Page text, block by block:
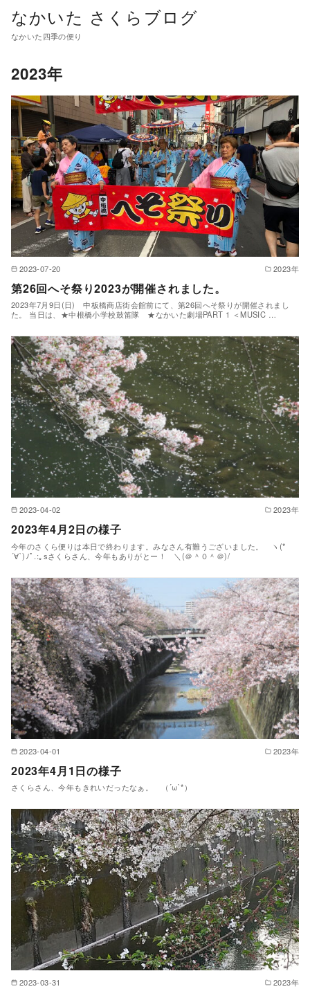
なかいた さくらブログ
なかいた四季の便り
2023年
2023-07-20 2023年
第26回へそ祭り2023が開催されました。
2023年7月9日(日) 中板橋商店街会館前にて、第26回へそ祭りが開催されまし
た。 当日は、★中根橋小学校鼓笛隊 ★なかいた劇場PART 1 ＜MUSIC …
2023-04-02 2023年
2023年4月2日の様子
今年のさくら便りは本日で終わります。みなさん有難うございました。 ヽ(*
´∀`)ﾉﾟ.:｡sさくらさん、今年もありがとー！ ＼(＠＾０＾＠)/
2023-04-01 2023年
2023年4月1日の様子
さくらさん、今年もきれいだったなぁ。 （´ω`*）
2023-03-31 2023年